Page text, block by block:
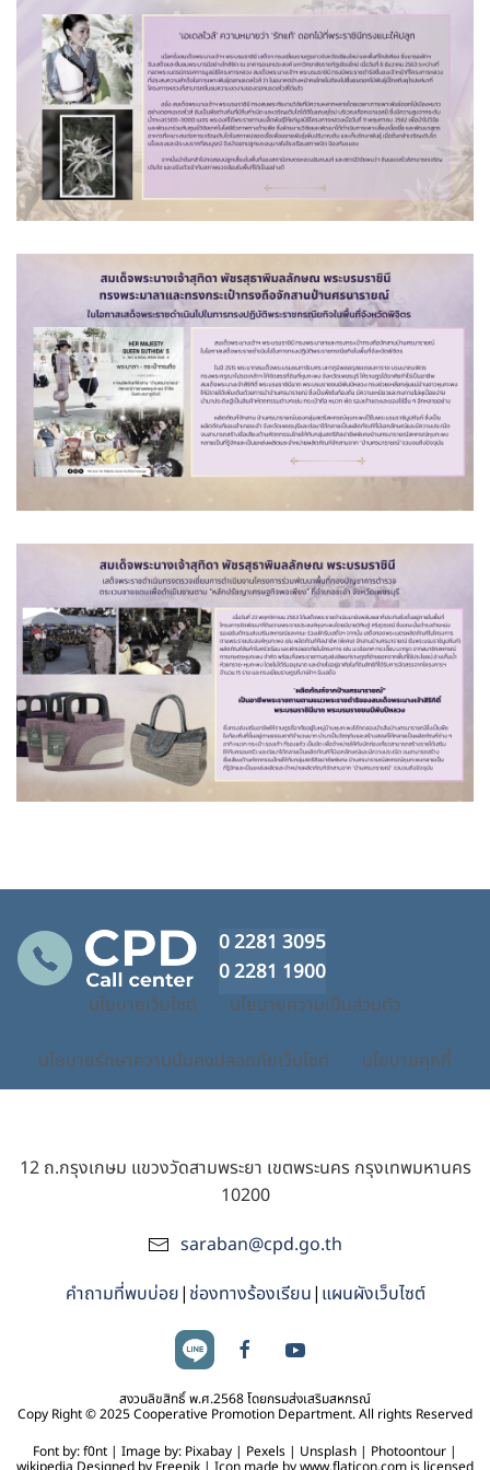
0 2281 3095
0 2281 1900
นโยบายเว็บไซต์ นโยบายความเป็นส่วนตัว
นโยบายรักษาความมั่นคงปลอดภัยเว็บไซต์ นโยบายคุกกี้
12 ถ.กรุงเกษม แขวงวัดสามพระยา เขตพระนคร กรุงเทพมหานคร
10200
saraban@cpd.go.th
คำถามที่พบบ่อย| ช่องทางร้องเรียน| แผนผังเว็บไซต์
สงวนลิขสิทธิ์ พ.ศ.2568 โดยกรมส่งเสริมสหกรณ์
Copy Right © 2025 Cooperative Promotion Department. All rights Reserved
Font by: f0nt | Image by: Pixabay | Pexels | Unsplash | Photoontour |